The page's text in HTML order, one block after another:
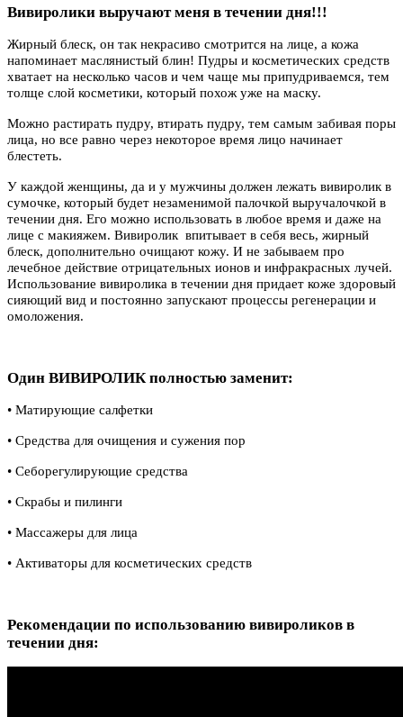
Вивиролики выручают меня в течении дня!!!
Жирный блеск, он так некрасиво смотрится на лице, а кожа
напоминает маслянистый блин! Пудры и косметических средств
хватает на несколько часов и чем чаще мы припудриваемся, тем
толще слой косметики, который похож уже на маску.
Можно растирать пудру, втирать пудру, тем самым забивая поры
лица, но все равно через некоторое время лицо начинает
блестеть.
У каждой женщины, да и у мужчины должен лежать вивиролик в
сумочке, который будет незаменимой палочкой выручалочкой в
течении дня. Его можно использовать в любое время и даже на
лице с макияжем. Вивиролик впитывает в себя весь, жирный
блеск, дополнительно очищают кожу. И не забываем про
лечебное действие отрицательных ионов и инфракрасных лучей.
Использование вивиролика в течении дня придает коже здоровый
сияющий вид и постоянно запускают процессы регенерации и
омоложения.
Один ВИВИРОЛИК полностью заменит:
• Матирующие салфетки
• Средства для очищения и сужения пор
• Себорегулирующие средства
• Скрабы и пилинги
• Массажеры для лица
• Активаторы для косметических средств
Рекомендации по использованию вивироликов в
течении дня: